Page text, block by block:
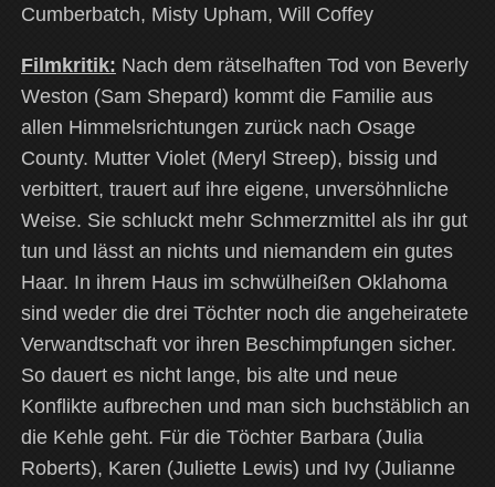
Cumberbatch, Misty Upham, Will Coffey
Filmkritik: Nach dem rätselhaften Tod von Beverly
Weston (Sam Shepard) kommt die Familie aus
allen Himmelsrichtungen zurück nach Osage
County. Mutter Violet (Meryl Streep), bissig und
verbittert, trauert auf ihre eigene, unversöhnliche
Weise. Sie schluckt mehr Schmerzmittel als ihr gut
tun und lässt an nichts und niemandem ein gutes
Haar. In ihrem Haus im schwülheißen Oklahoma
sind weder die drei Töchter noch die angeheiratete
Verwandtschaft vor ihren Beschimpfungen sicher.
So dauert es nicht lange, bis alte und neue
Konflikte aufbrechen und man sich buchstäblich an
die Kehle geht. Für die Töchter Barbara (Julia
Roberts), Karen (Juliette Lewis) und Ivy (Julianne